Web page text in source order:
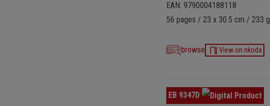
EAN: 9790004188118
56 pages / 23 x 30.5 cm / 233
browse View on nkoda
EB 9347D